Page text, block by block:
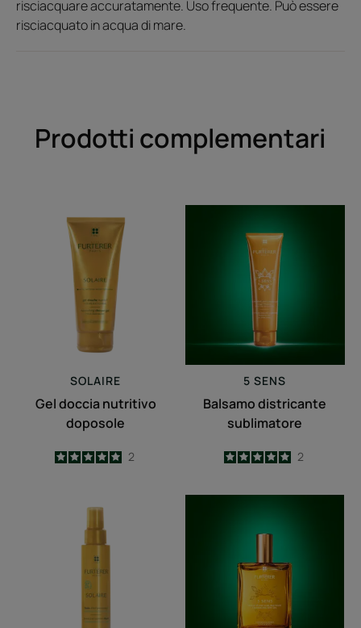
risciacquare accuratamente. Uso frequente. Può essere
risciacquato in acqua di mare.
Prodotti complementari
Gel
doccia
nutritivo
doposole
SOLAIRE
Gel doccia nutritivo
doposole
5
/5
2
districante
sublimatore
5 SENS
Balsamo districante
sublimatore
5
/5
2
Fluido
solare
protettivo
sublimatore
-
corpo
e
capelli